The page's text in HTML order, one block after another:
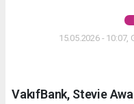
15.05.2026 - 10:07,
VakıfBank, Stevie